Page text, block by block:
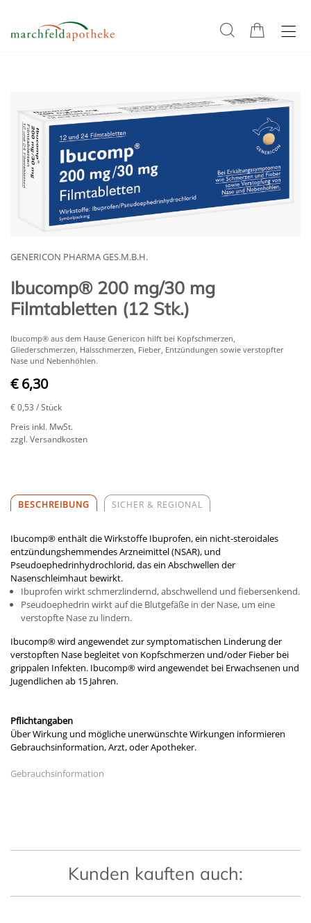
GENERICON PHARMA GES.M.B.H.
Ibucomp® 200 mg/30 mg
Filmtabletten (12 Stk.)
Ibucomp® aus dem Hause Genericon hilft bei Kopfschmerzen,
Gliederschmerzen, Halsschmerzen, Fieber, Entzündungen sowie verstopfter
Nase und Nebenhöhlen.
€ 6,30
€ 0,53 / Stück
Preis inkl. MwSt.
zzgl. Versandkosten
BESCHREIBUNG SICHER & REGIONAL
Ibucomp® enthält die Wirkstoffe Ibuprofen, ein nicht-steroidales
entzündungshemmendes Arzneimittel (NSAR), und
Pseudoephedrinhydrochlorid, das ein Abschwellen der
Nasenschleimhaut bewirkt.
Ibuprofen wirkt schmerzlindernd, abschwellend und fiebersenkend.
Pseudoephedrin wirkt auf die Blutgefäße in der Nase, um eine
verstopfte Nase zu lindern.
Ibucomp® wird angewendet zur symptomatischen Linderung der
verstopften Nase begleitet von Kopfschmerzen und/oder Fieber bei
grippalen Infekten. Ibucomp® wird angewendet bei Erwachsenen und
Jugendlichen ab 15 Jahren.
Pflichtangaben
Über Wirkung und mögliche unerwünschte Wirkungen informieren
Gebrauchsinformation, Arzt, oder Apotheker.
Gebrauchsinformation
Kunden kauften auch: